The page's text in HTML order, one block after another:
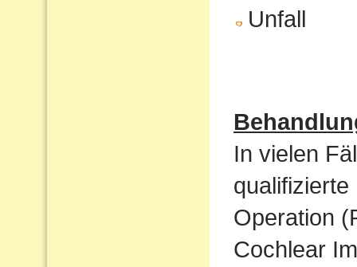
Unfall
In vielen
Operation
Cochlear